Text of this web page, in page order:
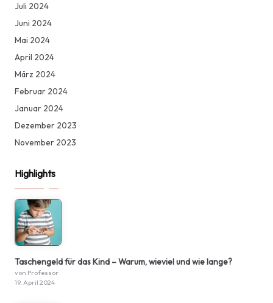
Juli 2024
Juni 2024
Mai 2024
April 2024
März 2024
Februar 2024
Januar 2024
Dezember 2023
November 2023
Highlights
Taschengeld für das Kind – Warum, wieviel und wie lange?
von Professor
19. April 2024